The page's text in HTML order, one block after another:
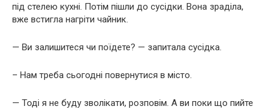
під стелею кухні. Потім пішли до сусідки. Вона зраділа,
вже встигла нагріти чайник.
— Ви залишитеся чи поїдете? — запитала сусідка.
– Нам треба сьогодні повернутися в місто.
— Тоді я не буду зволікати, розповім. А ви поки що пийте